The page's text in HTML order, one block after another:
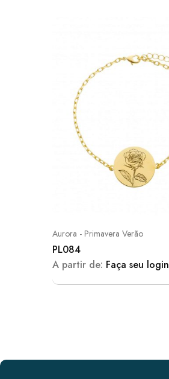
Aurora - Primavera Verão
PL084
A partir de: Faça seu login